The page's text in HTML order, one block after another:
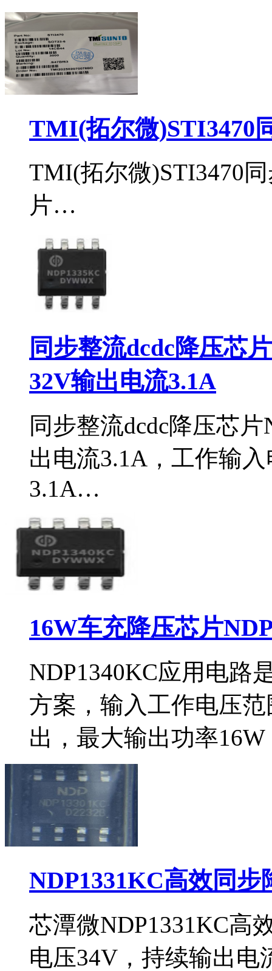
TMI(拓尔微)STI3470
TMI(拓尔微)STI3470
片…
同步整流dcdc降压芯
32V输出电流3.1A
同步整流dcdc降压芯
出电流3.1A，工作输
3.1A…
16W车充降压芯片
NDP1340KC应用电路
方案，输入工作电压
出，最大输出功率
NDP1331KC高效同
芯潭微NDP1331KC高
电压34V，持续输出